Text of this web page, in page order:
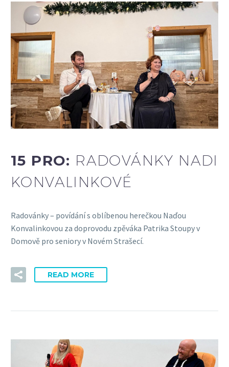
15 PRO: RADOVÁNKY NADI
KONVALINKOVÉ
Radovánky – povídání s oblíbenou herečkou Naďou
Konvalinkovou za doprovodu zpěváka Patrika Stoupy v
Domově pro seniory v Novém Strašecí.
READ MORE